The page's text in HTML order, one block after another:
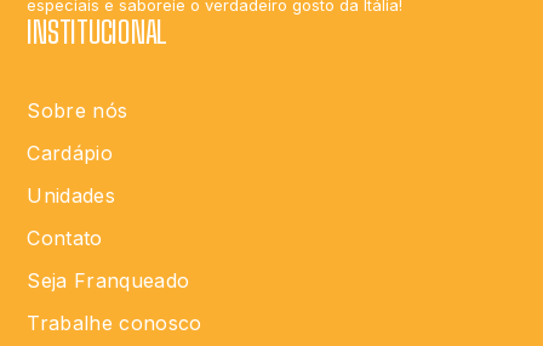
especiais e saboreie o verdadeiro gosto da Itália!
INSTITUCIONAL
Sobre nós
Cardápio
Unidades
Contato
Seja Franqueado
Trabalhe conosco